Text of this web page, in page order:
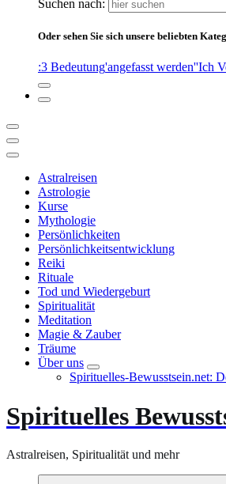
Suchen nach:
Oder sehen Sie sich unsere beliebten
:3 Bedeutung'angefasst werden''Ich
Astralreisen
Astrologie
Kurse
Mythologie
Persönlichkeiten
Persönlichkeitsentwicklung
Reiki
Rituale
Tod und Wiedergeburt
Spiritualität
Meditation
Magie & Zauber
Träume
Über uns
Spirituelles-Bewusstsein.net:
Spirituelles
Astralreisen, Spiritualität und mehr